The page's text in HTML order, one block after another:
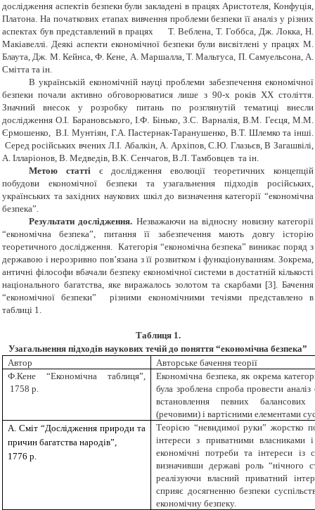
дослідження аспектів безпеки були закладені в працях Аристотеля, Конфуція,
Платона. На початкових етапах вивчення проблеми безпеки її аналіз у різних
аспектах був представлений в працях Т. Веблена, Т. Гоббса, Дж. Локка,Н.
Макіавеллі. Деякі аспекти економічної безпеки були висвітлені у працях М.
Блаута,Дж. М. Кейнса, Ф. Кене, А. Маршалла, Т. Мальтуса, П. Самуельсона, А.
Смітта та ін.
Вукраїнській економічній науці проблеми забезпечення економічної
безпеки почали активно обговорюватися лише з 90-х років XX століття.
Значний внесок у
розробку питань по розглянутій тематиці
внесли
дослідження О.І. Барановського, І.Ф. Бінько, З.С. Варналія, В.М. Геєця, М.М.
Єрмошенко, В.І. Мунтіян, Г.А. Пастернак-Таранушенко, В.Т. Шлемко та інші.
Серед російських вченихЛ.І. Абалкін, A. Архіпов,С.Ю. Глазьєв, ВЗагашвілі,
А. Ілларіонов, В. Медведів, В.К. Сенчагов, В.Л. Тамбовцев та ін.
Метою статтіє дослідження еволюції теоретичних концепцій
побудови економічної безпеки та узагальнення підходів російських,
українських та західних наукових шкіл до визначення категорії “економічна
безпека”.
Результати дослідження. Незважаючи на відносну новизну категорії
“економічна безпека”, питання її забезпечення мають довгу історію
теоретичного дослідження. Категорія “економічна безпека” виникає поряд з
державою і нерозривно пов’язана з її розвитком і функціонуванням. Зокрема,
античні філософи вбачали безпеку економічної системи в достатній кількості
національного багатства, яке виражалось золотом та скарбами [3]. Бачення
“економічної безпеки” різними економічними течіями представлено в
таблиці 1.
Таблиця 1.
Узагальнення підходів наукових течій до поняття “економічна безпека”
Автор
Авторське бачення теорії
Ф.Кене “Економічна таблиця”,
1758 р.
Економічна безпека, як окрема
була зроблена спроба провести аналіз
встановлення
певних
балансових
(речовими)і вартісними елементами
А. Сміт “Дослідження природи та
причин багатства народів”,
1776 р.
Теорією “невидимої руки” жорстко
інтереси з приватними власниками
економічні потреби та інтереси із
визначивши державі роль “нічного
реалізуючи власний приватний
сприяє досягненню безпеки
економічну безпеку.